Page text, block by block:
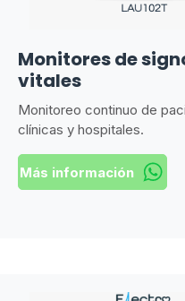
Monitores de
vitales
Monitoreo continuo de
clínicas y hospitales.
Más información